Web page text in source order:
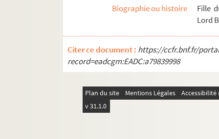
POR_Boîte 26_Pochette 21. Gunther,
POR_Boîte 26_Pochette 22. Gustave
POR_Boîte 26_Pochette 23. Gustave-
POR_Boîte 26_Pochette 24. Gustave III
POR_Boîte 26_Pochette 25.
POR_Boîte 26_Pochette 27. Guillaume
POR_Boîte 26_Pochette 28. Guillaume
Biographie ou histoire
Fille
Lord
Citer ce document : https://ccfr.bnf.fr/
record=eadcgm:EADC:a79839998
Plan du site Mentions Légales
v 31.1.0